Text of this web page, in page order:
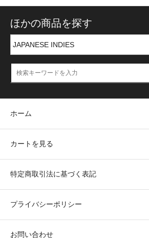
ほかの商品を探す
ホーム
カートを見る
特定商取引法に基づく表記
プライバシーポリシー
お問い合わせ